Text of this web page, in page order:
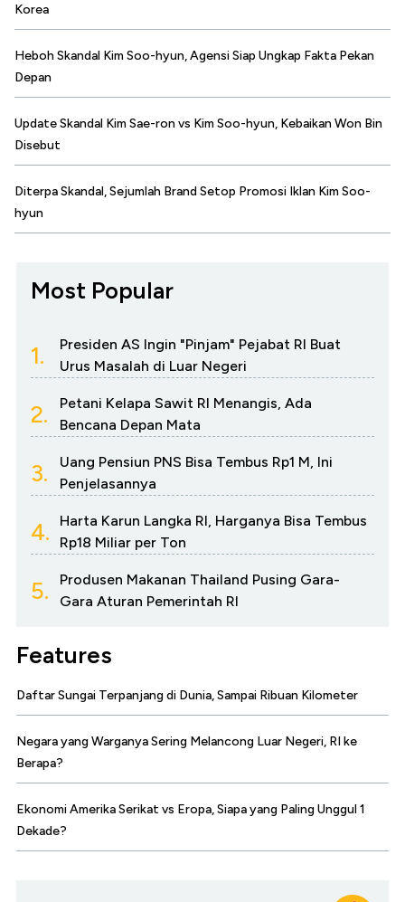
Korea
Heboh Skandal Kim Soo-hyun, Agensi Siap Ungkap Fakta Pekan
Depan
Update Skandal Kim Sae-ron vs Kim Soo-hyun, Kebaikan Won Bin
Disebut
Diterpa Skandal, Sejumlah Brand Setop Promosi Iklan Kim Soo-
hyun
Most Popular
1.
Presiden AS Ingin "Pinjam" Pejabat RI Buat
Urus Masalah di Luar Negeri
2.
Petani Kelapa Sawit RI Menangis, Ada
Bencana Depan Mata
3.
Uang Pensiun PNS Bisa Tembus Rp1 M, Ini
Penjelasannya
4.
Harta Karun Langka RI, Harganya Bisa Tembus
Rp18 Miliar per Ton
5.
Produsen Makanan Thailand Pusing Gara-
Gara Aturan Pemerintah RI
Features
Daftar Sungai Terpanjang di Dunia, Sampai Ribuan Kilometer
Negara yang Warganya Sering Melancong Luar Negeri, RI ke
Berapa?
Ekonomi Amerika Serikat vs Eropa, Siapa yang Paling Unggul 1
Dekade?